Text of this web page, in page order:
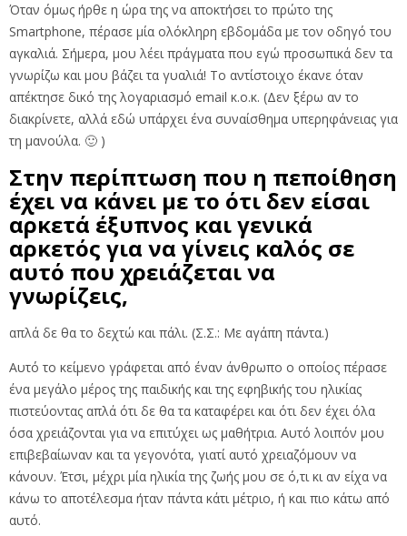
Όταν όμως ήρθε η ώρα της να αποκτήσει το πρώτο της
Smartphone, πέρασε μία ολόκληρη εβδομάδα με τον οδηγό του
αγκαλιά. Σήμερα, μου λέει πράγματα που εγώ προσωπικά δεν τα
γνωρίζω και μου βάζει τα γυαλιά! Το αντίστοιχο έκανε όταν
απέκτησε δικό της λογαριασμό email κ.ο.κ. (Δεν ξέρω αν το
διακρίνετε, αλλά εδώ υπάρχει ένα συναίσθημα υπερηφάνειας για
τη μανούλα. 🙂 )
Στην περίπτωση που η πεποίθηση
έχει να κάνει με το ότι δεν είσαι
αρκετά έξυπνος και γενικά
αρκετός για να γίνεις καλός σε
αυτό που χρειάζεται να
γνωρίζεις,
απλά δε θα το δεχτώ και πάλι. (Σ.Σ.: Με αγάπη πάντα.)
Αυτό το κείμενο γράφεται από έναν άνθρωπο ο οποίος πέρασε
ένα μεγάλο μέρος της παιδικής και της εφηβικής του ηλικίας
πιστεύοντας απλά ότι δε θα τα καταφέρει και ότι δεν έχει όλα
όσα χρειάζονται για να επιτύχει ως μαθήτρια. Αυτό λοιπόν μου
επιβεβαίωναν και τα γεγονότα, γιατί αυτό χρειαζόμουν να
κάνουν. Έτσι, μέχρι μία ηλικία της ζωής μου σε ό,τι κι αν είχα να
κάνω το αποτέλεσμα ήταν πάντα κάτι μέτριο, ή και πιο κάτω από
αυτό.